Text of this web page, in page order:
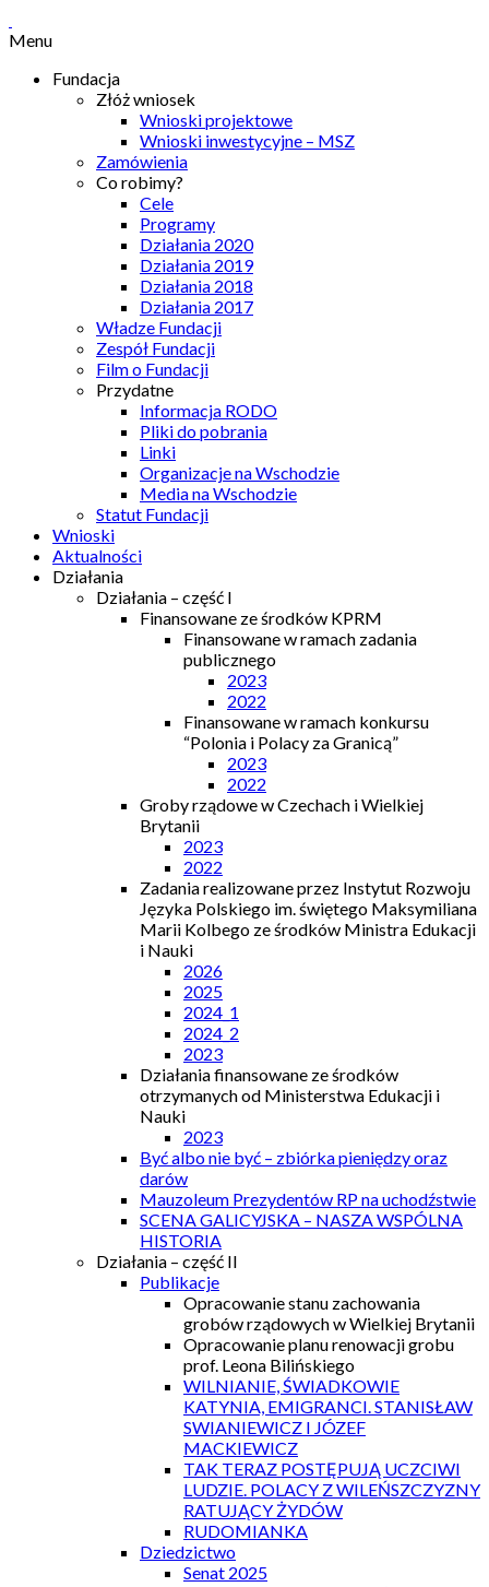
Menu
Fundacja
Złóż wniosek
Wnioski projektowe
Wnioski inwestycyjne – MSZ
Zamówienia
Co robimy?
Cele
Programy
Działania 2020
Działania 2019
Działania 2018
Działania 2017
Władze Fundacji
Zespół Fundacji
Film o Fundacji
Przydatne
Informacja RODO
Pliki do pobrania
Linki
Organizacje na Wschodzie
Media na Wschodzie
Statut Fundacji
Wnioski
Aktualności
Działania
Działania – część I
Finansowane ze środków KPRM
Finansowane w ramach zadania
publicznego
2023
2022
Finansowane w ramach konkursu
“Polonia i Polacy za Granicą”
2023
2022
Groby rządowe w Czechach i Wielkiej
Brytanii
2023
2022
Zadania realizowane przez Instytut Rozwoju
Języka Polskiego im. świętego Maksymiliana
Marii Kolbego ze środków Ministra Edukacji
i Nauki
2026
2025
2024_1
2024_2
2023
Działania finansowane ze środków
otrzymanych od Ministerstwa Edukacji i
Nauki
2023
Być albo nie być – zbiórka pieniędzy oraz
darów
Mauzoleum Prezydentów RP na uchodźstwie
SCENA GALICYJSKA – NASZA WSPÓLNA
HISTORIA
Działania – część II
Publikacje
Opracowanie stanu zachowania
grobów rządowych w Wielkiej Brytanii
Opracowanie planu renowacji grobu
prof. Leona Bilińskiego
WILNIANIE, ŚWIADKOWIE
KATYNIA, EMIGRANCI. STANISŁAW
SWIANIEWICZ I JÓZEF
MACKIEWICZ
TAK TERAZ POSTĘPUJĄ UCZCIWI
LUDZIE. POLACY Z WILEŃSZCZYZNY
RATUJĄCY ŻYDÓW
RUDOMIANKA
Dziedzictwo
Senat 2025